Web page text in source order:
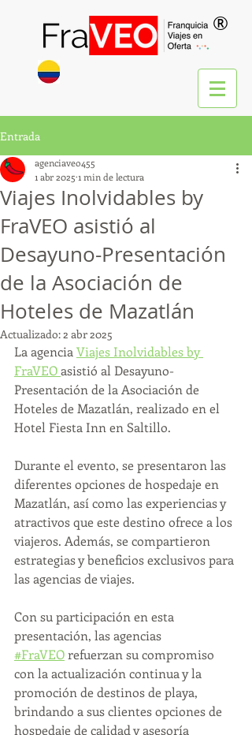
®
Entrada
Viajes Inolvidables by
FraVEO asistió al
Desayuno-Presentación
de la Asociación de
Hoteles de Mazatlán
agenciaveo455
1 abr 2025 1 min de lectura
Actualizado:2 abr 2025
La agencia Viajes Inolvidables by
FraVEO asistió al Desayuno-
Presentación de la Asociación de
Hoteles de Mazatlán, realizado en el
Hotel Fiesta Inn en Saltillo.
Durante el evento, se presentaron las
diferentes opciones de hospedaje en
Mazatlán, así como las experiencias y
atractivos que este destino ofrece a los
viajeros. Además, se compartieron
estrategias y beneficios exclusivos para
las agencias de viajes.
Con su participación en esta
presentación, las agencias
#FraVEO refuerzan su compromiso
con la actualización continua y la
promoción de destinos de playa,
brindando a sus clientes opciones de
hospedaje de calidad y asesoría